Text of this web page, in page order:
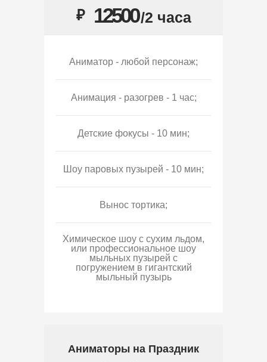
₽ 12500/2 часа
Аниматор - любой персонаж;
Анимация - разогрев - 1 час;
Детские фокусы - 10 мин;
Шоу паровых пузырей - 10 мин;
Вынос тортика;
Химическое шоу с сухим льдом,
или профессиональное шоу
мыльных пузырей с
погружением в гигантский
мыльный пузырь
Аниматоры на Праздник